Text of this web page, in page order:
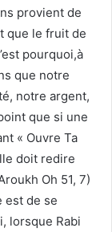
provient de
que le fruit de
pourquoi,à
que notre
notre argent,
que si une
« Ouvre Ta
doit redire
Oh 51, 7)
est de se
lorsque Rabi